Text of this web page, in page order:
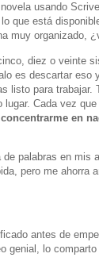
usando
que está
muy organizado,
diez o veinte
es descartar eso
listo para trabajar.
Cada vez que
en
palabras en
pero me ahorra
antes de
genial, lo